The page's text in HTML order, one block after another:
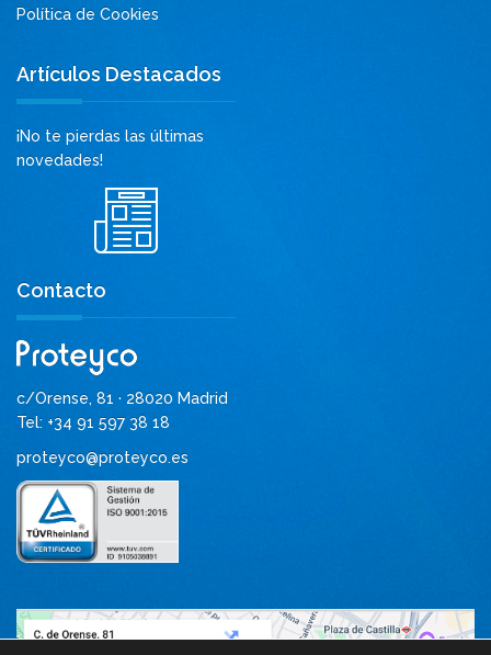
Política de Cookies
Artículos Destacados
¡No te pierdas las últimas
novedades!
Contacto
c/Orense, 81 · 28020 Madrid
Tel: +34 91 597 38 18
proteyco@proteyco.es